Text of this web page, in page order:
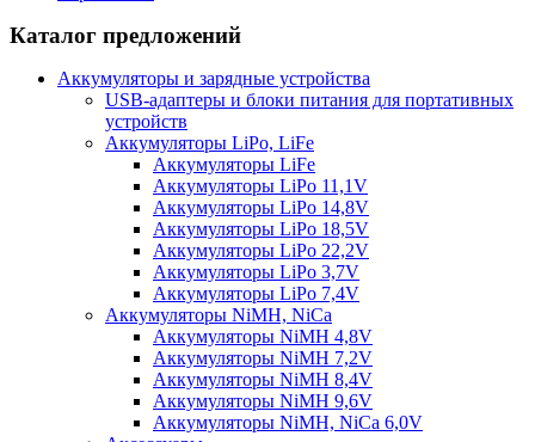
Каталог предложений
Аккумуляторы и зарядные устройства
USB-адаптеры и блоки питания для портативных
устройств
Аккумуляторы LiPo, LiFe
Аккумуляторы LiFe
Аккумуляторы LiPo 11,1V
Аккумуляторы LiPo 14,8V
Аккумуляторы LiPo 18,5V
Аккумуляторы LiPo 22,2V
Аккумуляторы LiPo 3,7V
Аккумуляторы LiPo 7,4V
Аккумуляторы NiMH, NiCa
Аккумуляторы NiMH 4,8V
Аккумуляторы NiMH 7,2V
Аккумуляторы NiMH 8,4V
Аккумуляторы NiMH 9,6V
Аккумуляторы NiMH, NiCa 6,0V